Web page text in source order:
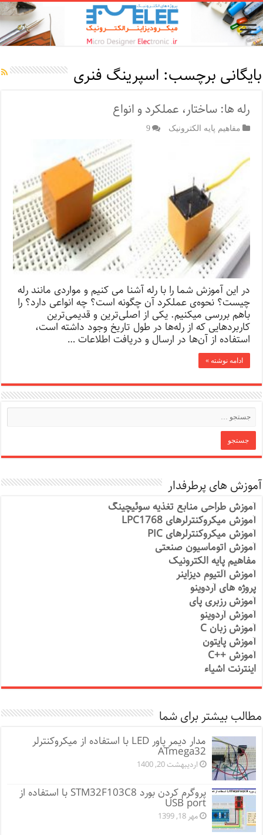
بایگانی برچسب: اسپرینگ فنری
رله ها: ساختار، عملکرد و انواع
مفاهیم پایه الکترونیک 9
در این آموزش شما را با رله آشنا می کنیم و مواردی مانند رله
چیست؟ نحوه‌ی عملکرد آن چگونه است؟ چه انواعی دارد؟ را
باهم بررسی میکنیم. یکی از اصلی‌ترین و قدیمی‌ترین
کاربردهایی که از رله‌ها در طول تاریخ وجود داشته است،
استفاده از آن‌ها در ارسال و دریافت اطلاعات …
ادامه نوشته »
آموزش های پرطرفدار
آموزش طراحی منابع تغذیه سوئیچینگ
آموزش میکروکنترلرهای LPC1768
آموزش میکروکنترلرهای PIC
آموزش اتوماسیون صنعتی
مفاهیم پایه الکترونیک
آموزش آلتیوم دیزاینر
پروژه های آردوینو
آموزش رزبری پای
آموزش آردوینو
آموزش زبان C
آموزش پایتون
آموزش ++C
اینترنت اشیاء
مطالب بیشتر برای شما
مدار دیمر پاور LED با استفاده از میکروکنترلر
ATmega32
اردیبهشت 20, 1400
پروگرم کردن بورد STM32F103C8 با استفاده از
USB port
مهر 18, 1399